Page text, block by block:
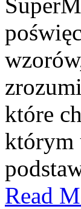
które
którym
Read